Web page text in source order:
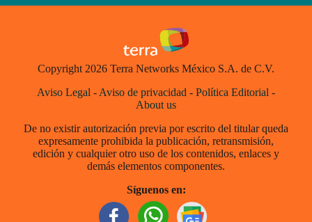
Copyright 2026 Terra Networks México S.A. de C.V.
Aviso Legal - Aviso de privacidad - Política Editorial -
About us
De no existir autorización previa por escrito del titular queda
expresamente prohibida la publicación, retransmisión,
edición y cualquier otro uso de los contenidos, enlaces y
demás elementos componentes.
Síguenos en: